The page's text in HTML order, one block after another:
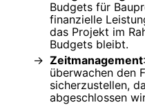
Budgets für
finanzielle
das Projekt im
Budgets bleibt.
Zeitmanagement
überwachen den
sicherzustellen,
abgeschlossen